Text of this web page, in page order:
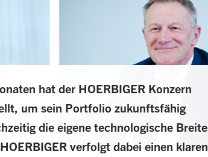
hat der HOERBIGER Konzern
um sein Portfolio zukunftsfähig
die eigene technologische Breite
verfolgt dabei einen klaren